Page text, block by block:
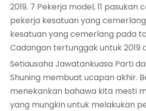
2019. 7 Pekerja model, 11 pasukan
pekerja kesatuan yang
kesatuan yang cemerlang pada
Cadangan tertunggak untuk 2019
Setiausaha Jawatankuasa Parti
Shuning membuat ucapan akhir.
menekankan bahawa kita mesti
yang mungkin untuk melakukan